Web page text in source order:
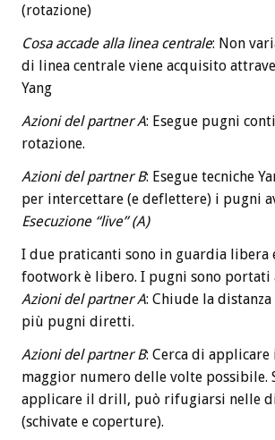
(rotazione)
Cosa accade alla linea centrale: Non
di linea centrale viene acquisito
Yang
Azioni del partner A: Esegue pugni
rotazione.
Azioni del partner B: Esegue tecniche
per intercettare (e deflettere) i pugni
Esecuzione “live” (A)
I due praticanti sono in guardia libera
footwork è libero. I pugni sono portati
Azioni del partner A: Chiude la
più pugni diretti.
Azioni del partner B: Cerca di
maggior numero delle volte possibile.
applicare il drill, può rifugiarsi nelle
(schivate e coperture).